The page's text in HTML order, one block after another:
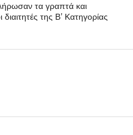
τα γραπτά και
διαιτητές της Β’ Κατηγορίας